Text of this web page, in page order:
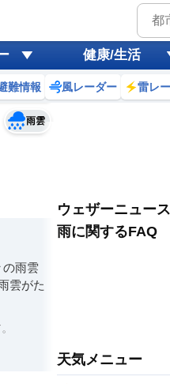
健康/生活
難情報 風レーダー 雷レ
雨雲
コメント
台風
雨雲
雲がた
ウェザーニュー
雨に関するFAQ
天気メニュー